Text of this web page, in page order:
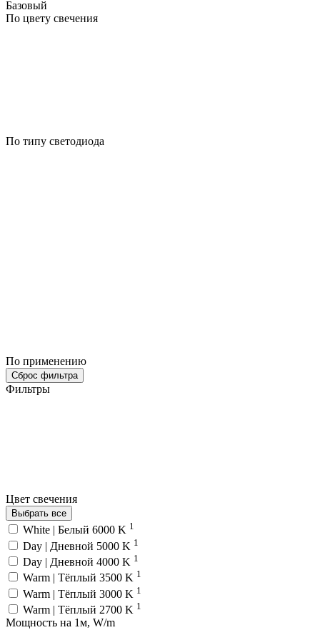
Базовый
По цвету свечения
По типу светодиода
По применению
Сброс фильтра
Фильтры
Цвет свечения
Выбрать все
White | Белый 6000 K 1
Day | Дневной 5000 K 1
Day | Дневной 4000 K 1
Warm | Тёплый 3500 K 1
Warm | Тёплый 3000 K 1
Warm | Тёплый 2700 K 1
Мощность на 1м, W/m